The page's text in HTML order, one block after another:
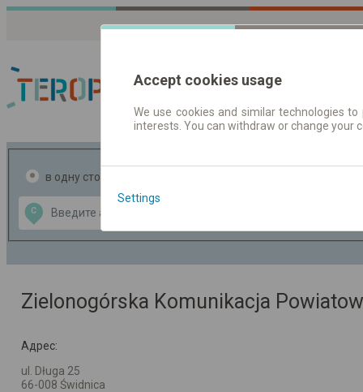
Расписания
в одну сторону
С
Data CC-BY-SA
OpenStreetMap
GeoLite data by
Zielonogórska Komunikacja
Адрес:
ul. Długa 25
66-008 Świdnica
Accept cookies usage
We use cookies and similar technologies
interests. You can withdraw or change
Settings